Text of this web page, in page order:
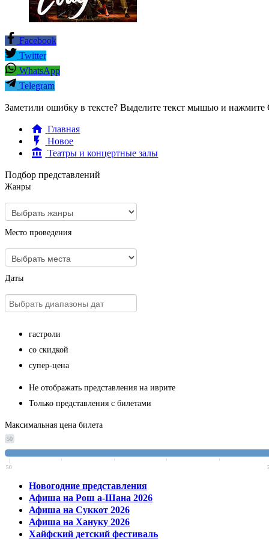
Facebook
Twitter
WhatsApp
Telegram
Заметили ошибку в тексте? Выделите текст мышью и нажмите
Главная
Новое
Театры и концертные залы
Подбор представлений
Жанры
Место проведения
Даты
гастроли
со скидкой
супер-цена
Не отображать представления на иврите
Только представления с билетами
Максимальная цена билета
50
50
Новогодние представления
Афиша на Рош а-Шана 2026
Афиша на Суккот 2026
Афиша на Хануку 2026
Хайфский детский фестиваль